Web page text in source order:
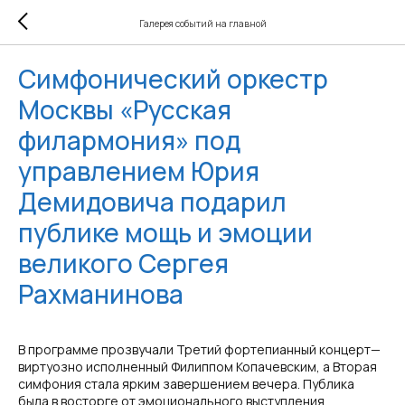
Галерея событий на главной
Симфонический оркестр
Москвы «Русская
филармония» под
управлением Юрия
Демидовича подарил
публике мощь и эмоции
великого Сергея
Рахманинова
В программе прозвучали Третий фортепианный концерт—
виртуозно исполненный Филиппом Копачевским, а Вторая
симфония стала ярким завершением вечера. Публика
была в восторге от эмоционального выступления.